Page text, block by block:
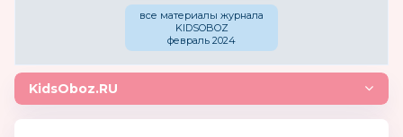
все материалы журнала
KIDSOBOZ
февраль 2024
KidsOboz.RU